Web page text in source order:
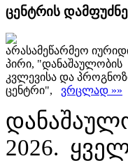
ცენტრის
არასამეწარმეო
პირი, "დანაშაულობის
კვლევისა და
ცენტრი", ვრცლად »»
2026.